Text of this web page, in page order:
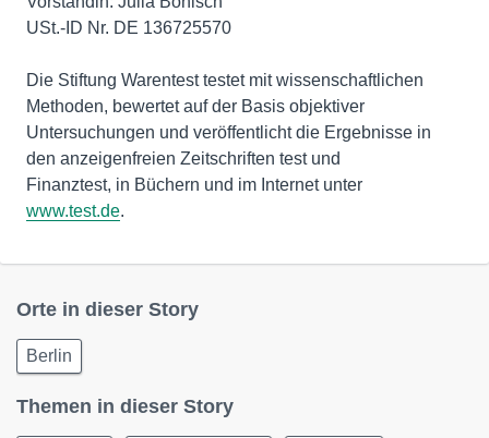
USt.-ID Nr. DE 136725570
Die Stiftung Warentest testet mit wissenschaftlichen
Methoden, bewertet auf der Basis objektiver
Untersuchungen und veröffentlicht die Ergebnisse in
den anzeigenfreien Zeitschriften test und
Finanztest, in Büchern und im Internet unter
www.test.de.
Orte in dieser Story
Berlin
Themen in dieser Story